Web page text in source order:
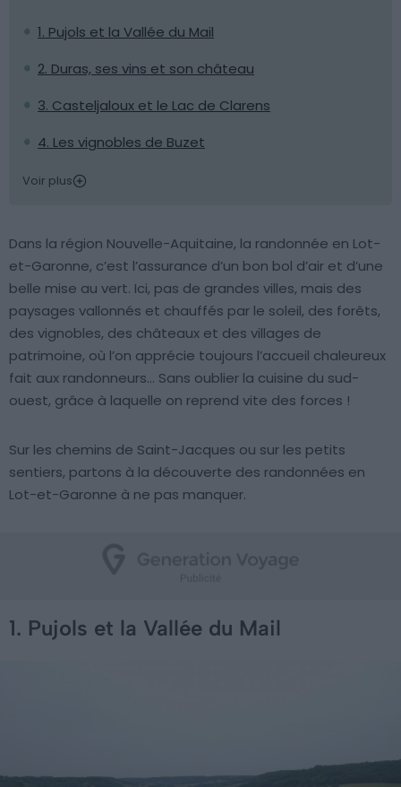
1. Pujols et la Vallée du Mail
2. Duras, ses vins et son château
3. Casteljaloux et le Lac de Clarens
4. Les vignobles de Buzet
Voir plus
Dans la région Nouvelle-Aquitaine, la randonnée en Lot-
et-Garonne, c’est l’assurance d’un bon bol d’air et d’une
belle mise au vert. Ici, pas de grandes villes, mais des
paysages vallonnés et chauffés par le soleil, des forêts,
des vignobles, des châteaux et des villages de
patrimoine, où l’on apprécie toujours l’accueil chaleureux
fait aux randonneurs… Sans oublier la cuisine du sud-
ouest, grâce à laquelle on reprend vite des forces !
Sur les chemins de Saint-Jacques ou sur les petits
sentiers, partons à la découverte des randonnées en
Lot-et-Garonne à ne pas manquer.
1. Pujols et la Vallée du Mail